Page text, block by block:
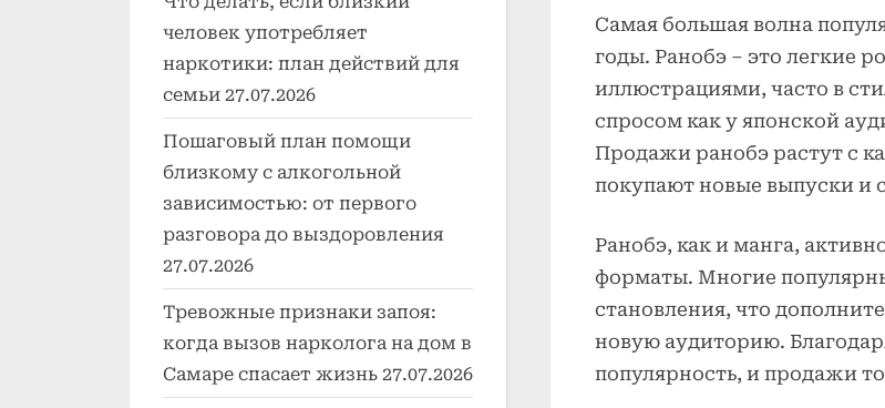
Самая большая волна
годы. Ранобэ – это легкие
иллюстрациями, часто в
спросом как у японской
Продажи ранобэ растут с
покупают новые выпуски и
Ранобэ, как и манга,
форматы. Многие
становления, что
новую аудиторию.
популярность, и продажи
человек употребляет
наркотики: план действий для
семьи 27.07.2026
Пошаговый план помощи
близкому с алкогольной
зависимостью: от первого
разговора до выздоровления
27.07.2026
Тревожные признаки запоя:
когда вызов нарколога на дом в
Самаре спасает жизнь 27.07.2026